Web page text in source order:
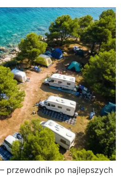
przewodnik po najlepszych